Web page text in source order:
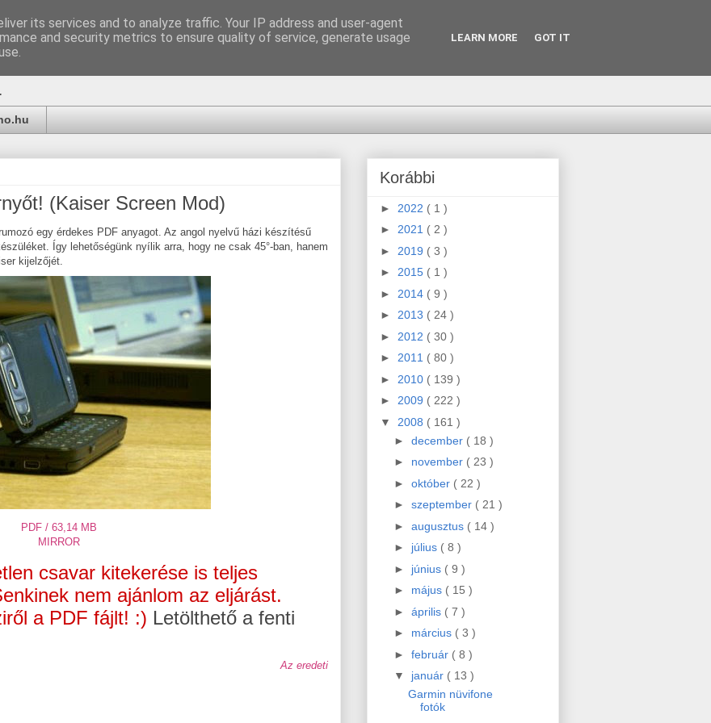
(Kaiser Screen Mod)
egy érdekes PDF anyagot. Az angol nyelvű házi készítésű
Így lehetőségünk nyílik arra, hogy ne csak 45°-ban, hanem
kijelzőjét.
PDF / 63,14 MB
MIRROR
csavar kitekerése is teljes
nem ajánlom az eljárást.
a PDF fájlt! :) Letölthető a fenti
Az eredeti
Korábbi
► 2022 ( 1 )
► 2021 ( 2 )
► 2019 ( 3 )
► 2015 ( 1 )
► 2014 ( 9 )
► 2013 ( 24 )
► 2012 ( 30 )
► 2011 ( 80 )
► 2010 ( 139 )
► 2009 ( 222 )
▼ 2008 ( 161 )
► december ( 18 )
► november ( 23 )
► október ( 22 )
► szeptember ( 21 )
► augusztus ( 14 )
► július ( 8 )
► június ( 9 )
► május ( 15 )
► április ( 7 )
► március ( 3 )
► február ( 8 )
▼ január ( 13 )
Garmin nüvifone
fotók
its services and to analyze traffic. Your IP address and user-agent
and security metrics to ensure quality of service, generate usage
LEARN MORE GOT IT